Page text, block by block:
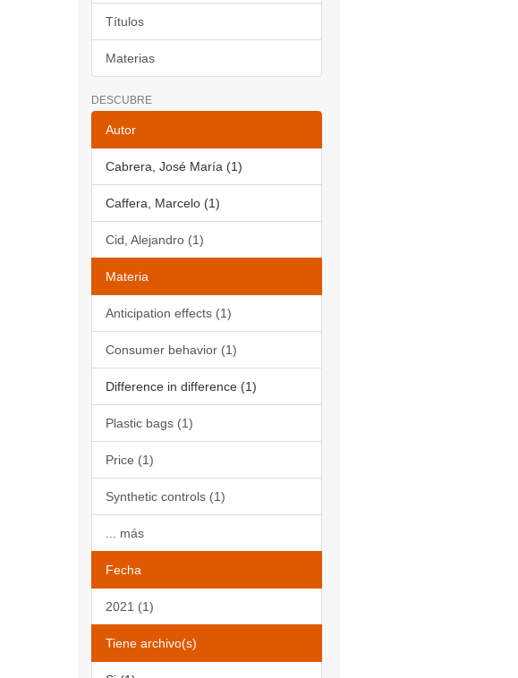
Títulos
Materias
DESCUBRE
Autor
Cabrera, José María (1)
Caffera, Marcelo (1)
Cid, Alejandro (1)
Materia
Anticipation effects (1)
Consumer behavior (1)
Difference in difference (1)
Plastic bags (1)
Price (1)
Synthetic controls (1)
... más
Fecha
2021 (1)
Tiene archivo(s)